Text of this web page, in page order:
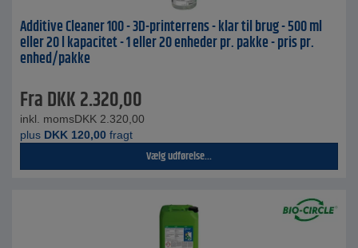
Additive Cleaner 100 - 3D-printerrens - klar til brug - 500 ml
eller 20 l kapacitet - 1 eller 20 enheder pr. pakke - pris pr.
enhed/pakke
FraDKK2.320,00
inkl. momsDKK 2.320,00
plus DKK 120,00 fragt
Vælg udførelse...